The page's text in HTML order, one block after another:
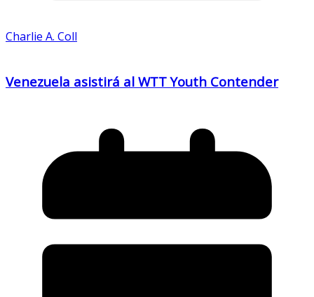
Charlie A. Coll
Venezuela asistirá al WTT Youth Contender